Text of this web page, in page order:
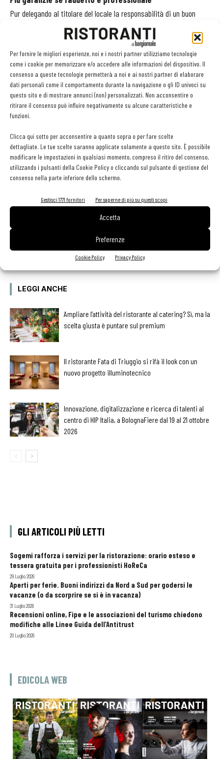
Per fornire le migliori esperienze, noi e i nostri partner utilizziamo tecnologie
come i cookie per memorizzare e/o accedere alle informazioni del dispositivo. Il
consenso a queste tecnologie permetterà a noi e ai nostri partner di elaborare
dati personali come il comportamento durante la navigazione o gli ID univoci su
questo sito e di mostrare annunci (non) personalizzati. Non acconsentire o
ritirare il consenso può influire negativamente su alcune caratteristiche e
funzioni.
Clicca qui sotto per acconsentire a quanto sopra o per fare scelte
dettagliate. Le tue scelte saranno applicate solamente a questo sito. È possibile
modificare le impostazioni in qualsiasi momento, compreso il ritiro del consenso,
utilizzando i pulsanti della Cookie Policy o cliccando sul pulsante di gestione del
consenso nella parte inferiore dello schermo.
Gestisci 1771 fornitori Per saperne di più su questi scopi
Accetta
Preferenze
Cookie Policy Privacy Policy
Pur delegando al titolare del locale la responsabilità di un buon
livello di pulizia, l’intervistato non rinuncia ad avere delle opinioni
su come ottenerlo. L’atto di pulire viene visto come una professione
vera e propria, che implica regole, diritti e strumenti. Chi pulisce un
locale pubblico dovrebbe avere un contratto di lavoro regolare per
77 italiani su 100 (solo 54 lo pensano per il collaboratore domestico)
e una formazione professionale specifica per 38 su 100 (contro 17),
mentre è praticamente irrilevante la nazionalità.
strumenti corretti. Che le pulizie siano effettuate in modo
professionale interessa soprattutto donne, casalinghe, persone con
una buona istruzione, studenti e residenti in grandi città. Anche
perché per l’85% pulizia coincide con salute.
Twitter
LEGGI ANCHE
Ampliare l’attività del ristorante al catering? Sì, ma la
scelta giusta è puntare sul premium
Il ristorante Fata di Triuggio si rifà il look con un
nuovo progetto illuminotecnico
Innovazione, digitalizzazione e ricerca di talenti al
centro di HIP Italia, a BolognaFiere dal 19 al 21 ottobre
2026
GLI ARTICOLI PIÙ LETTI
Sogemi rafforza i servizi per la ristorazione: orario esteso e
tessera gratuita per i professionisti HoReCa
29 Luglio 2026
Aperti per ferie. Buoni indirizzi da Nord a Sud per godersi le
vacanze (o da scorprire se si è in vacanza)
31 Luglio 2026
Recensioni online, Fipe e le associazioni del turismo chiedono
modifiche alle Linee Guida dell’Antitrust
20 Luglio 2026
EDICOLA WEB